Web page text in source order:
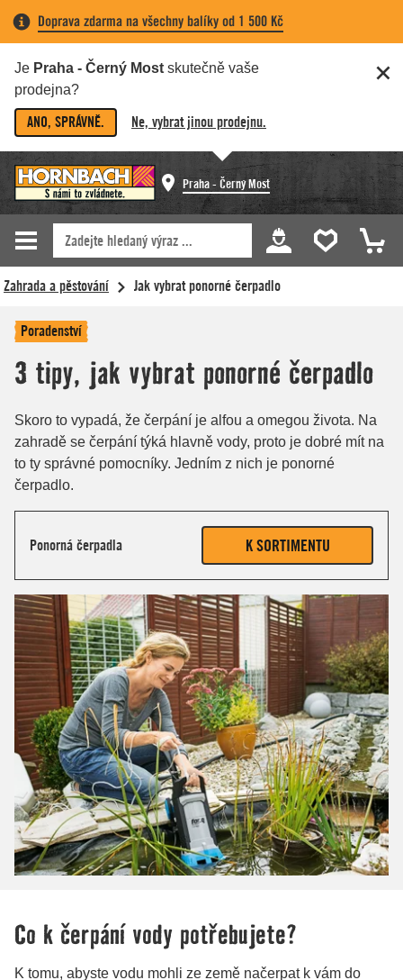
Doprava zdarma na všechny balíky od 1 500 Kč
Je Praha - Černý Most skutečně vaše
prodejna?
ANO, SPRÁVNĚ. Ne, vybrat jinou prodejnu.
Praha - Černý Most